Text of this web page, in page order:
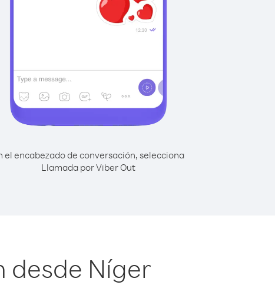
el encabezado de conversación, selecciona
Llamada por Viber Out
desde Níger